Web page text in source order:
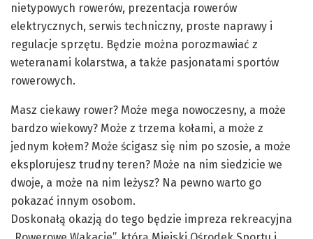
nietypowych rowerów, prezentacja rowerów
elektrycznych, serwis techniczny, proste naprawy i
regulacje sprzętu. Będzie można porozmawiać z
weteranami kolarstwa, a także pasjonatami sportów
rowerowych.
Masz ciekawy rower? Może mega nowoczesny, a może
bardzo wiekowy? Może z trzema kołami, a może z
jednym kołem? Może ścigasz się nim po szosie, a może
eksplorujesz trudny teren? Może na nim siedzicie we
dwoje, a może na nim leżysz? Na pewno warto go
pokazać innym osobom.
Doskonałą okazją do tego będzie impreza rekreacyjna